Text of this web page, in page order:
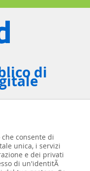
di
che consente di
unica, i servizi
e dei privati
di un'identitÃ